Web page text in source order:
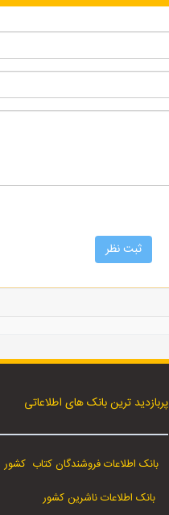
پربازدید ترین بانک های اطلاعاتی
بانک اطلاعات فروشندگان کتاب کشور
بانک اطلاعات ناشرین کشور